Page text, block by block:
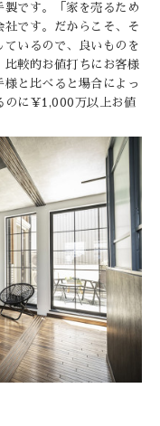
です。「家を売るため
社です。だからこそ、そ
ているので、良いものを
比較的お値打ちにお客様
と比べると場合によっ
のに￥1,000万以上お値